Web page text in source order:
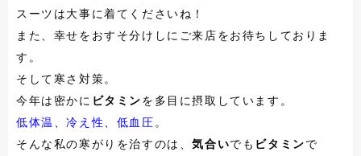
スーツは大事に着てくださいね！
また、幸せをおすそ分けしにご来店をお待ちしておりま
す。
そして寒さ対策。
今年は密かに ビタミンを多目に摂取しています。
低体温 、冷え性、 低血圧。
そんな私の寒がりを治すのは、気合いでも ビタミンで